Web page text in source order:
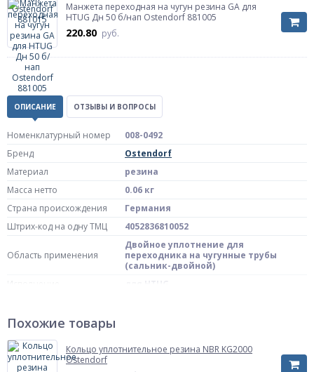
Манжета переходная на чугун резина GA для
HTUG Дн 50 б/нап Ostendorf 881005
220.80 руб.
ОПИСАНИЕ ОТЗЫВЫ И ВОПРОСЫ
Номенклатурный номер
008-0492
Бренд
Ostendorf
Материал
резина
Масса нетто
0.06 кг
Страна происхождения
Германия
Штрих-код на одну ТМЦ
4052836810052
Область применения
Двойное уплотнение для
переходника на чугунные трубы
(сальник-двойной)
Исполнение
Давление
Артикул
Похожие товары
Кольцо уплотнительное резина NBR KG2000
Ostendorf